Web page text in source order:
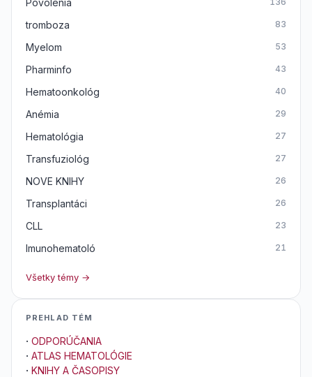
tromboza 83
Myelom 53
Pharminfo 43
Hematoonkológ 40
Anémia 29
Hematológia 27
Transfuziológ 27
NOVE KNIHY 26
Transplantáci 26
CLL 23
Imunohematoló 21
Všetky témy →
PREHLAD TÉM
· ODPORÚČANIA
· ATLAS HEMATOLÓGIE
· KNIHY A ČASOPISY